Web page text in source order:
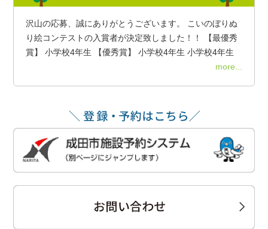
沢山の応募、誠にありがとうございます。 こいのぼりぬ
り絵コンテストの入賞者が決定致しました！！ 【最優秀
賞】 小学校4年生 【優秀賞】 小学校4年生 小学校4年生
more...